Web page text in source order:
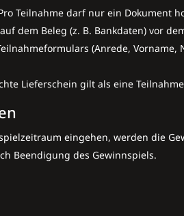
Teilnahme darf nur ein Dokument
dem Beleg (z. B. Bankdaten) vor
(Anrede,
Lieferschein gilt als eine
eingehen, werden die
Beendigung des Gewinnspiels.